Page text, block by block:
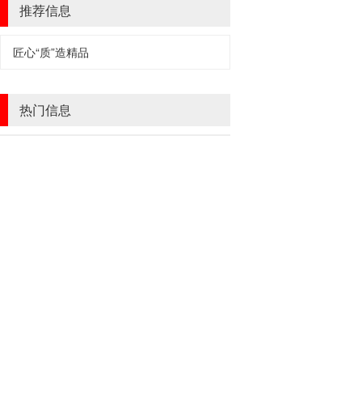
推荐信息
匠心“质”造精品
热门信息